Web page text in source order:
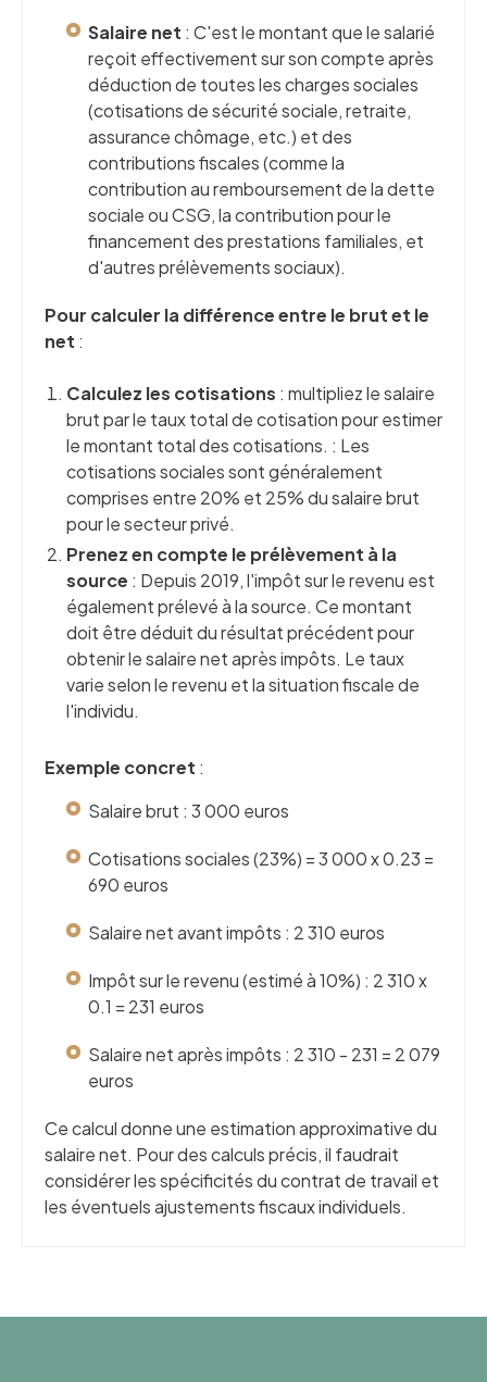
Salaire net : C'est le montant que le salarié
reçoit effectivement sur son compte après
déduction de toutes les charges sociales
(cotisations de sécurité sociale, retraite,
assurance chômage, etc.) et des
contributions fiscales (comme la
contribution au remboursement de la dette
sociale ou CSG, la contribution pour le
financement des prestations familiales, et
d'autres prélèvements sociaux).
Pour calculer la différence entre le brut et le
net :
Calculez les cotisations : multipliez le salaire
brut par le taux total de cotisation pour estimer
le montant total des cotisations. : Les
cotisations sociales sont généralement
comprises entre 20% et 25% du salaire brut
pour le secteur privé.
Prenez en compte le prélèvement à la
source : Depuis 2019, l'impôt sur le revenu est
également prélevé à la source. Ce montant
doit être déduit du résultat précédent pour
obtenir le salaire net après impôts. Le taux
varie selon le revenu et la situation fiscale de
l'individu.
Exemple concret :
Salaire brut : 3 000 euros
Cotisations sociales (23%) = 3 000 x 0.23 =
690 euros
Salaire net avant impôts : 2 310 euros
Impôt sur le revenu (estimé à 10%) : 2 310 x
0.1 = 231 euros
Salaire net après impôts : 2 310 - 231 = 2 079
euros
Ce calcul donne une estimation approximative du
salaire net. Pour des calculs précis, il faudrait
considérer les spécificités du contrat de travail et
les éventuels ajustements fiscaux individuels.